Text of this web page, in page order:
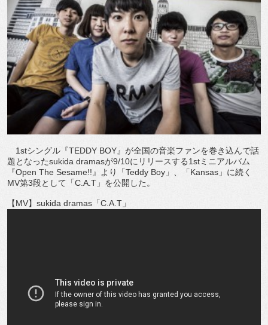
1stシングル『TEDDY BOY』が全国の音楽ファンを巻き込んで話
題となったsukida dramasが9/10にリリースする1stミニアルバム
『Open The Sesame!!』より「Teddy Boy」、「Kansas」に続く
MV第3段として「C.A.T」を公開した。
【MV】sukida dramas「C.A.T」